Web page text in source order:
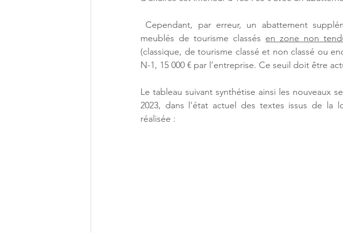
Cependant, par erreur, un abattement
meublés de tourisme classés en zone non
(classique, de tourisme classé et non classé ou
N-1, 15 000 € par l’entreprise. Ce seuil doit être
Le tableau suivant synthétise ainsi les nouveaux
2023, dans l’état actuel des textes issus de la
réalisée :